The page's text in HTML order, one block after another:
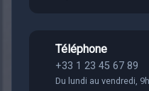
Téléphone
+33 1 23 45 67 89
Du lundi au vendredi,